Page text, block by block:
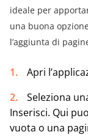
ideale per
una buona
l’aggiunta di
Apri
Seleziona
Inserisci. Qui
vuota o una